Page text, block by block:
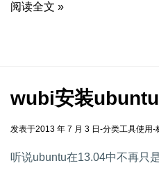
阅读全文 »
wubi安装
发表于2013 年 7 月 3 日 -分类工具使用-
听说ubuntu在13.04中不再只